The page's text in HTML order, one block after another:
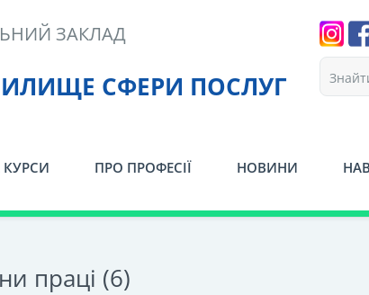
СФЕРИ ПОСЛУГ
ЗАКЛАД
КУРСИ ПРО ПРОФЕСІЇ НОВИНИ
праці (6)